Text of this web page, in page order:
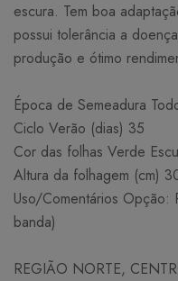
escura. Tem boa
possui tolerância a
produção e ótimo
Época de Semeadura
Ciclo Verão (dias) 35
Cor das folhas Verde
Altura da folhagem (cm)
Uso/Comentários
banda)
REGIÃO NORTE,